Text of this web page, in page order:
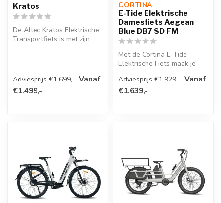
Kratos
De Altec Kratos Elektrische
Transportfiets is met zijn
Adviesprijs €1.699,- Vanaf
€1.499,-
CORTINA
E-Tide Elektrische
Damesfiets Aegean
Blue DB7 SD FM
Met de Cortina E-Tide
Elektrische Fiets maak je
waar j...
Adviesprijs €1.929,- Vanaf
€1.639,-